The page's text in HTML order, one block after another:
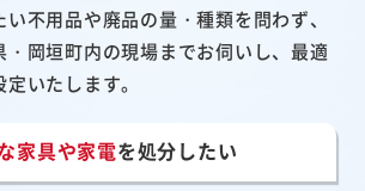
不用品や廃品の量・種類を問わず、
・岡垣町内の現場までお伺いし、最適
いたします。
家具や家電を処分したい